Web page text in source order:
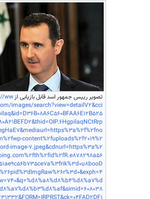
تصویر رییس جمهور اسد قابل بازیابی ازww
images/search?view=detailV2&cci
content%2fuploads%2f2019%2
image-7.jpeg&cdnurl=https%3a%2